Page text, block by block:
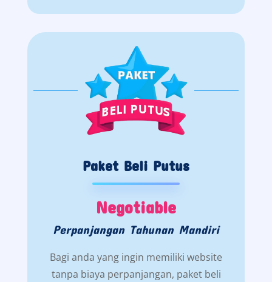
Paket Beli Putus
Negotiable
Perpanjangan Tahunan Mandiri
Bagi anda yang ingin memiliki website
tanpa biaya perpanjangan, paket beli